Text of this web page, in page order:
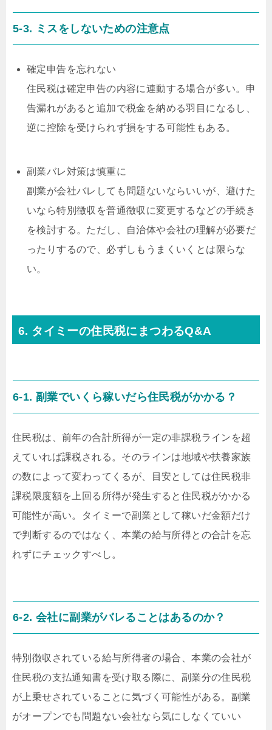
5-3. ミスをしないための注意点
確定申告を忘れない
住民税は確定申告の内容に連動する場合が多い。申
告漏れがあると追加で税金を納める羽目になるし、
逆に控除を受けられず損をする可能性もある。
副業バレ対策は慎重に
副業が会社バレしても問題ないならいいが、避けた
いなら特別徴収を普通徴収に変更するなどの手続き
を検討する。ただし、自治体や会社の理解が必要だ
ったりするので、必ずしもうまくいくとは限らな
い。
6. タイミーの住民税にまつわるQ&A
6-1. 副業でいくら稼いだら住民税がかかる？
住民税は、前年の合計所得が一定の非課税ラインを超
えていれば課税される。そのラインは地域や扶養家族
の数によって変わってくるが、目安としては住民税非
課税限度額を上回る所得が発生すると住民税がかかる
可能性が高い。タイミーで副業として稼いだ金額だけ
で判断するのではなく、本業の給与所得との合計を忘
れずにチェックすべし。
6-2. 会社に副業がバレることはあるのか？
特別徴収されている給与所得者の場合、本業の会社が
住民税の支払通知書を受け取る際に、副業分の住民税
が上乗せされていることに気づく可能性がある。副業
がオープンでも問題ない会社なら気にしなくていい